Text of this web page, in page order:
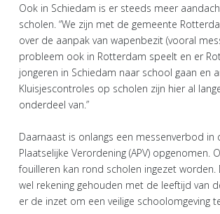
Ook in Schiedam is er steeds meer
scholen. “We zijn met de gemeente
over de aanpak van wapenbezit (vooral
probleem ook in Rotterdam speelt en er
jongeren in Schiedam naar school gaan en
Kluisjescontroles op scholen zijn hier al
onderdeel van.”
Daarnaast is onlangs een messenverbod in
Plaatselijke Verordening (APV) opgenomen.
fouilleren kan rond scholen ingezet
wel rekening gehouden met de leeftijd van
er de inzet om een veilige schoolomgeving